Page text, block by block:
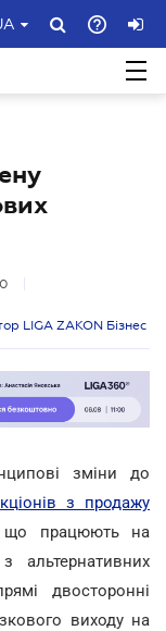
0
LIGA ZAKON Бізнес
зміни до
з продажу
що працюють на
альтернативних
двосторонні
виходу на